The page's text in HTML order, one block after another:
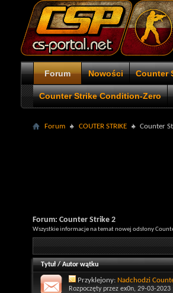
Forum Nowości Counter
Counter Strike Condition-Zero
Forum COUTER STRIKE Counter
Forum: Counter Strike 2
Wszystkie informacje na temat nowej odsłony
Tytuł/Autor wątku
Przyklejony: Nadchodzi
Rozpoczęty przez ex0n, 29-03-2023